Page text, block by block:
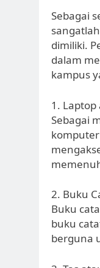
Sebagai
dimiliki.
dalam
kampus
1.
Sebagai
2. Buku
Buku
buku
berguna